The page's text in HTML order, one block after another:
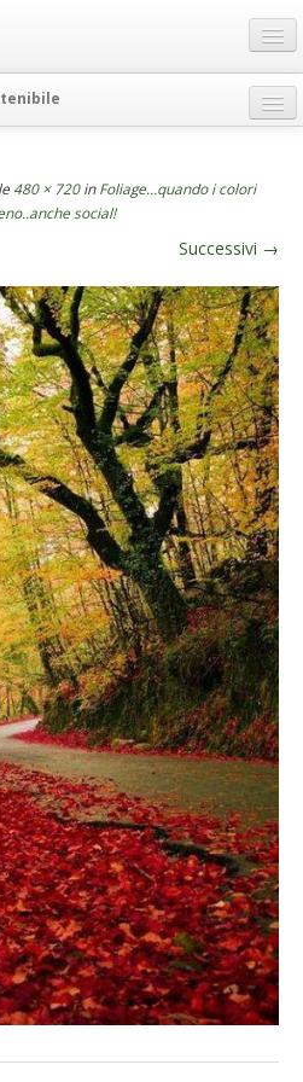
480 × 720inFoliage…quando i colori
social!
Successivi →